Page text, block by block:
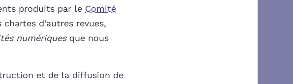
produits par le Comité
chartes d’autres revues,
numériquesque nous
et de la diffusion de